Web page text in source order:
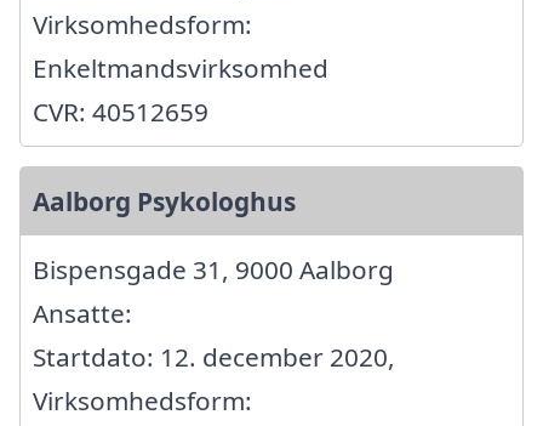
Virksomhedsform:
Enkeltmandsvirksomhed
CVR: 40512659
Aalborg Psykologhus
Bispensgade 31, 9000 Aalborg
Ansatte:
Startdato: 12. december 2020,
Virksomhedsform: